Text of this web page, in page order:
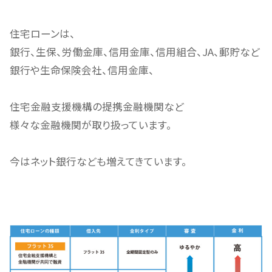
住宅ローンは、
銀行、生保、労働金庫、信用金庫、信用組合、JA、郵貯など
銀行や生命保険会社、信用金庫、
住宅金融支援機構の提携金融機関など
様々な金融機関が取り扱っています。
今はネット銀行なども増えてきています。